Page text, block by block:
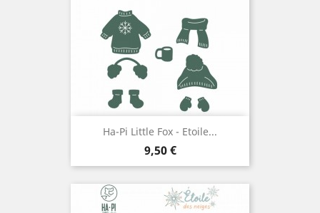
Ha-Pi Little Fox - Etoile...
Prix
9,50 €